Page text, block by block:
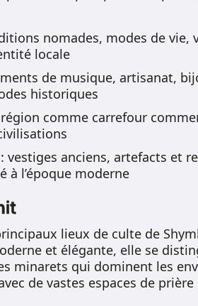
nomades, modes de vie,
locale
de musique, artisanat,
historiques
comme carrefour
: vestiges anciens, artefacts et
à l’époque moderne
lieux de culte de
et élégante, elle se
minarets qui dominent les
de vastes espaces de